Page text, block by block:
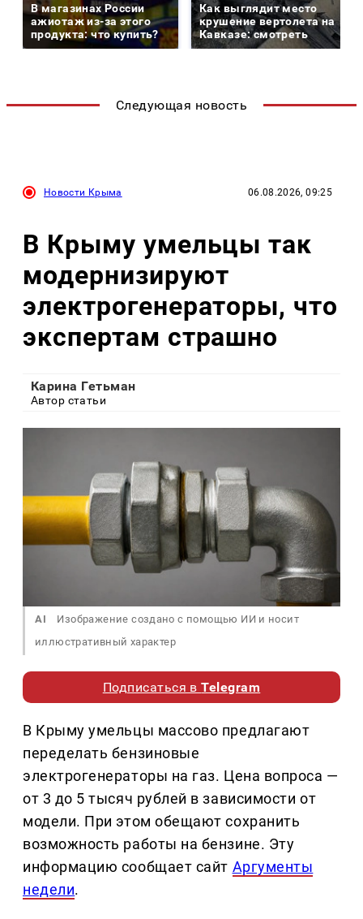
В магазинах России
ажиотаж из-за этого
продукта: что купить?
Как выглядит место
крушение вертолета на
Кавказе: смотреть
Следующая новость
Новости Крыма 06.08.2026, 09:25
В Крыму умельцы так
модернизируют
электрогенераторы, что
экспертам страшно
Карина Гетьман
Автор статьи
AI
Изображение создано с помощью ИИ и носит
иллюстративный характер
Подписаться вTelegram
В Крыму умельцы массово предлагают
переделать бензиновые
электрогенераторы на газ. Цена вопроса —
от 3 до 5 тысяч рублей в зависимости от
модели. При этом обещают сохранить
возможность работы на бензине. Эту
информацию сообщает сайт Аргументы
недели.